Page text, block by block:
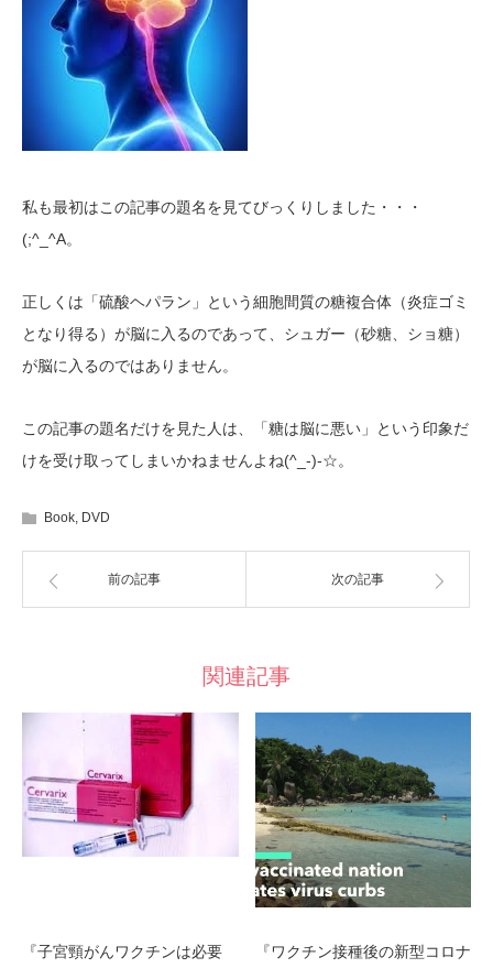
私も最初はこの記事の題名を見てびっくりしました・・・
(;^_^A。
正しくは「硫酸ヘパラン」という 細胞間質の糖複合体 （炎症ゴミ
となり得る） が脳に入るのであって、シュガー（砂糖、ショ糖）
が脳に入るのではありません。
この記事の題名だけを見た人は、「糖は脳に悪い」という印象だ
けを受け取ってしまいかねませんよね(^_-)-☆。
Book, DVD
前の記事 次の記事
関連記事
『子宮頸がんワクチンは必要
『ワクチン接種後の新型コロナ